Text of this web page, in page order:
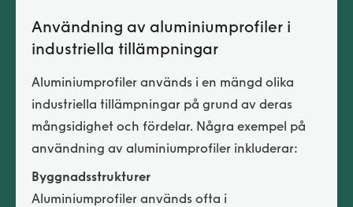
Användning av aluminiumprofiler i
industriella tillämpningar
Aluminiumprofiler används i en mängd olika
industriella tillämpningar på grund av deras
mångsidighet och fördelar. Några exempel på
användning av aluminiumprofiler inkluderar:
Byggnadsstrukturer
Aluminiumprofiler används ofta i